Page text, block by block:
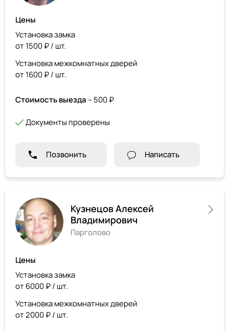
Цены
Установка замка
от 1500 ₽ / шт.
Установка межкомнатных дверей
от 1600 ₽ / шт.
Стоимость выезда – 500 ₽
Документы проверены
Позвонить Написать
Кузнецов Алексей
Владимирович
Парголово
Цены
Установка замка
от 6000 ₽ / шт.
Установка межкомнатных дверей
от 2000 ₽ / шт.